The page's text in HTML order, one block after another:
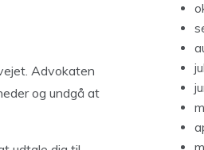
Advokaten
og undgå at